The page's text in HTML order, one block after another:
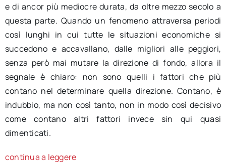
e di ancor più mediocre durata, da oltre mezzo secolo a
questa parte. Quando un fenomeno attraversa periodi
così lunghi in cui tutte le situazioni economiche si
succedono e accavallano, dalle migliori alle peggiori,
senza però mai mutare la direzione di fondo, allora il
segnale è chiaro: non sono quelli i fattori che più
contano nel determinare quella direzione. Contano, è
indubbio, ma non così tanto, non in modo così decisivo
come contano altri fattori invece sin qui quasi
dimenticati.
continua a leggere